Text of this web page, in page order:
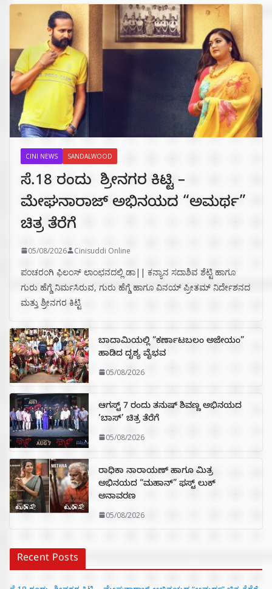
CINI NEWS SANDALWOOD
ಸೆ.18 ರಂದು ಶ್ರೀನಗರ ಕಿಟ್ಟಿ –
ಮೇಘನಾರಾಜ್ ಅಭಿನಯದ “ಅಮರ್ಥ”
ಚಿತ್ರ ತೆರೆಗೆ
05/08/2026 Cinisuddi Online
ಪಂಚರಂಗಿ ಫಿಲಂಸ್ ಲಾಂಛನದಲ್ಲಿ ಡಾ|| ಕನ್ಯಾನ ಸದಾಶಿವ ಶೆಟ್ಟಿ ಹಾಗೂ
ಗುರು ಹೆಗ್ಡೆ ನಿರ್ಮಸಿರುವ, ಗುರು ಹೆಗ್ಡೆ ಹಾಗೂ ವಿನಯ್ ಪ್ರೀತಮ್ ನಿರ್ದೇಶನದ
ಮತ್ತು ಶ್ರೀನಗರ ಕಿಟ್ಟಿ
ಬಾದಾಮಿಯಲ್ಲಿ “ಕರ್ಣಾಟಬಲಂ ಅಜೇಯಂ”
ಹಾಡಿದ ದೃಶ್ಯ ವೈಭವ
05/08/2026
ಆಗಸ್ಟ್ 7 ರಂದು ತನುಷ್ ಶಿವಣ್ಣ ಅಭಿನಯದ
‘ಬಾಸ್’ ಚಿತ್ರ ತೆರೆಗೆ
05/08/2026
ರಾಧಿಕಾ ನಾರಾಯಣ್ ಹಾಗೂ ಮಿತ್ರ
ಅಭಿನಯದ “ಮಹಾನ್” ಫಸ್ಟ್ ಲುಕ್
ಅನಾವರಣ
05/08/2026
Recent Posts